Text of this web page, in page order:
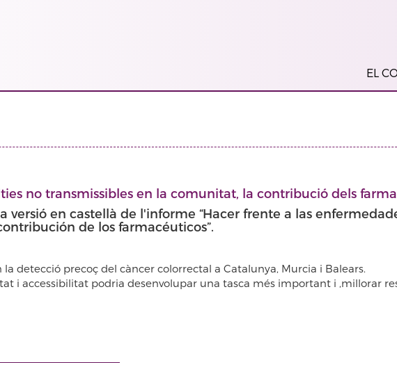
EL
no transmissibles en la comunitat, la contribució dels
versió en castellà de l'informe “Hacer frente a las
de los farmacéuticos”.
detecció precoç del càncer colorrectal a Catalunya, Murcia i Balears.
i accessibilitat podria desenvolupar una tasca més important i ,millorar